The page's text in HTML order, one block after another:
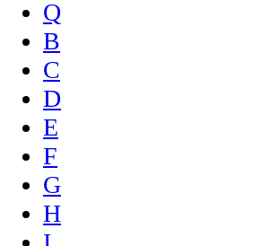
Q
B
C
D
E
F
G
H